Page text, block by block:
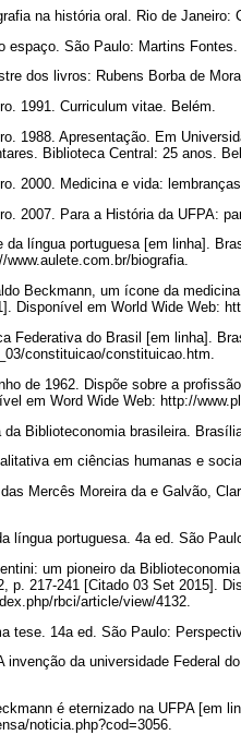
na história oral. Rio de Janeiro:
espaço. São Paulo: Martins Fontes.
dos livros: Rubens Borba de
1991. Curriculum vitae. Belém.
1988. Apresentação. Em
Biblioteca Central: 25 anos.
2000. Medicina e vida:
2007. Para a História da UFPA:
da língua portuguesa [em linha].
biografia.
Beckmann, um ícone da
Disponível em World Wide Web:
Federativa do Brasil [em linha].
constituicao/constituicao.htm.
de 1962. Dispõe sobre a
em Word Wide Web: http://
Biblioteconomia brasileira.
em ciências humanas e
Mercês Moreira da e Galvão,
língua portuguesa. 4a ed. São
um pioneiro da
p. 217-241 [Citado 03 Set 2015].
rbci/article/view/4132.
tese. 14a ed. São Paulo:
invenção da universidade Federal
é eternizado na UFPA [em
noticia.php?cod=3056.